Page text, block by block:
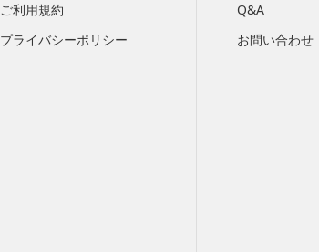
ご利用規約
プライバシーポリシー
Q&A
お問い合わせ